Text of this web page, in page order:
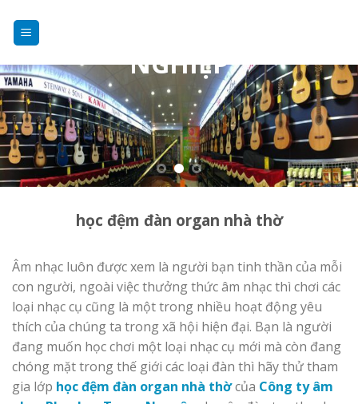
content
NGHIỆP
học đệm đàn organ nhà thờ
Âm nhạc luôn được xem là người bạn tinh thần của mỗi
con người, ngoài việc thưởng thức âm nhạc thì chơi các
loại nhạc cụ cũng là một trong nhiều hoạt động yêu
thích của chúng ta trong xã hội hiện đại. Bạn là người
đang muốn học chơi một loại nhạc cụ mới mà còn đang
chóng mặt trong thế giới các loại đàn thì hãy thử tham
gia lớp học đệm đàn organ nhà thờcủa Công ty âm